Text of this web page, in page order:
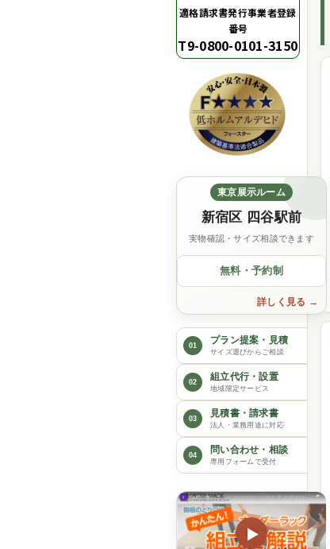
適格請求書発行事業者登録
番号
T9-0800-0101-3150
東京展示ルーム
新宿区 四谷駅前
実物確認・サイズ相談できます
無料・予約制
詳しく見る
01 プラン提案・見積
サイズ選びからご相談
02 組立代行・設置
地域限定サービス
03 見積書・請求書
法人・業務用途に対応
04 問い合わせ・相談
専用フォームで受付
▶